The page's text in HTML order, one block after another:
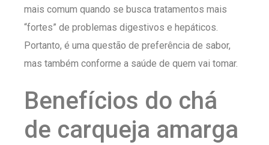
mais comum quando se busca tratamentos mais
“fortes” de problemas digestivos e hepáticos.
Portanto, é uma questão de preferência de sabor,
mas também conforme a saúde de quem vai tomar.
Benefícios do chá
de carqueja amarga